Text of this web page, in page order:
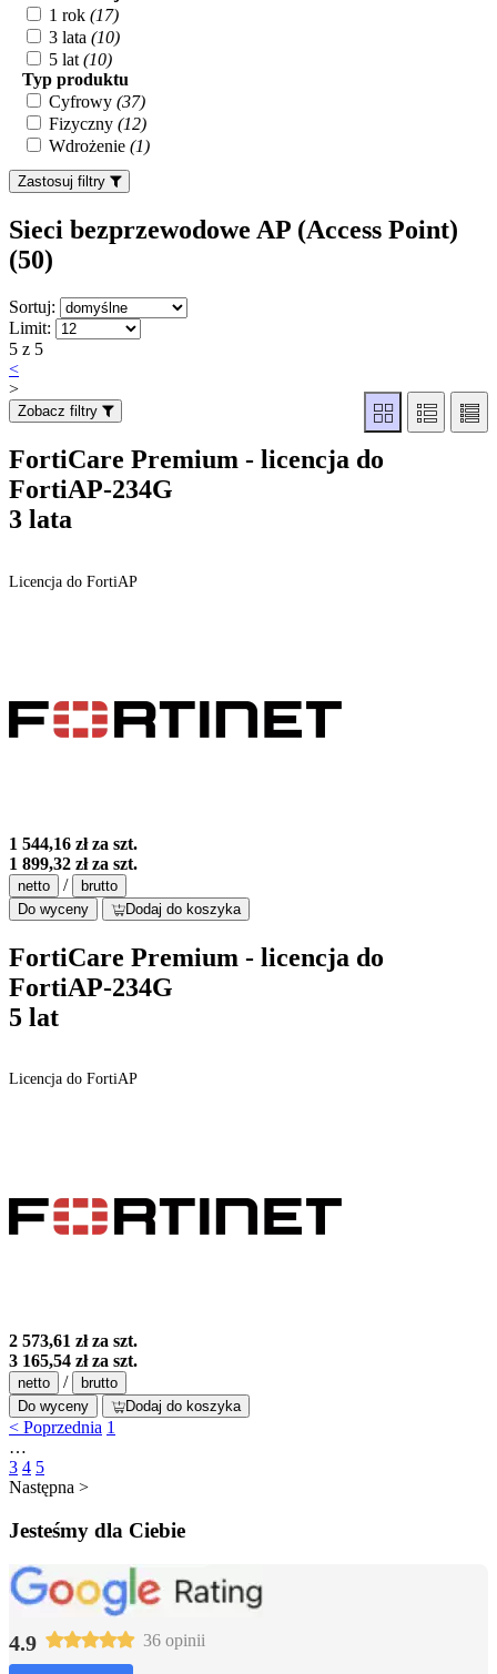
1 rok (17)
3 lata (10)
5 lat (10)
Typ produktu
Cyfrowy (37)
Fizyczny (12)
Wdrożenie (1)
Zastosuj filtry
Sieci bezprzewodowe AP (Access Point)
(50)
Sortuj:
Limit:
5 z 5
<
>
Zobacz filtry
FortiCare Premium - licencja do
FortiAP-234G
3 lata
Licencja do FortiAP
1 544,16 złza szt.
1 899,32 złza szt.
netto /
brutto
Do wyceny
Dodaj do koszyka
FortiCare Premium - licencja do
FortiAP-234G
5 lat
Licencja do FortiAP
2 573,61 złza szt.
3 165,54 złza szt.
netto /
brutto
Do wyceny
Dodaj do koszyka
< Poprzednia 1
…
3 4 5
Następna >
Jesteśmy dla Ciebie
4.9 36 opinii